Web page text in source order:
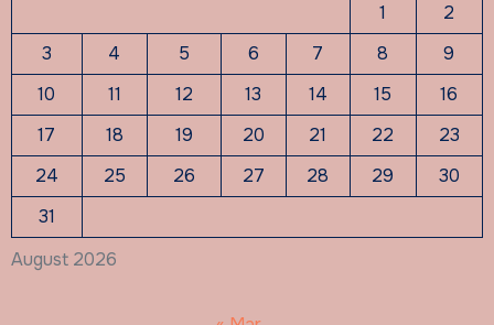
August 2026
1
2
3
4 5 6 7 8
9
10
11 12 13 14 15
16
17
18 19 20 21 22
23
24
25 26 27 28 29
30
31